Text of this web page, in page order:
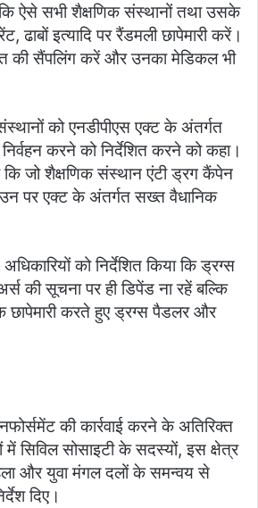
कि ऐसे सभी शैक्षणिक संस्थानों तथा उसके
ढाबों इत्यादि पर रैंडमली छापेमारी करें।
की सैंपलिंग करें और उनका मेडिकल भी
को एनडीपीएस एक्ट के अंतर्गत
निर्वहन करने को निर्देशित करने को कहा।
कि जो शैक्षणिक संस्थान एंटी ड्रग कैंपेन
उन पर एक्ट के अंतर्गत सख्त वैधानिक
को निर्देशित किया कि ड्रग्स
की सूचना पर ही डिपेंड ना रहें बल्कि
छापेमारी करते हुए ड्रग्स पैडलर और
की कार्रवाई करने के अतिरिक्त
सिविल सोसाइटी के सदस्यों, इस क्षेत्र
और युवा मंगल दलों के समन्वय से
दिए।